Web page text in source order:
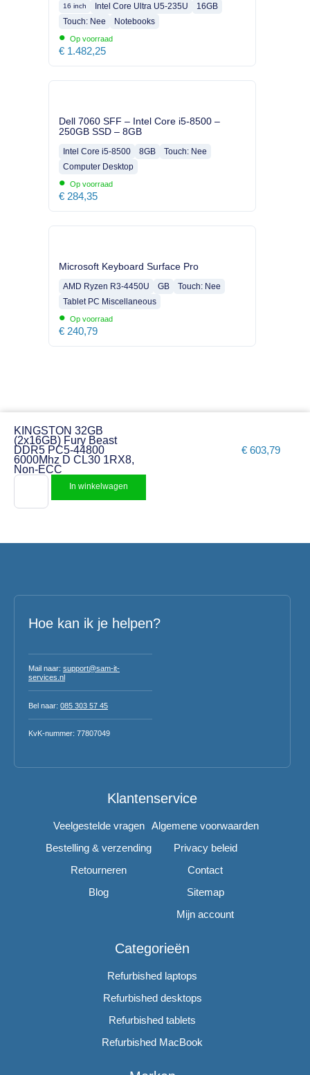
16 inch Intel Core Ultra U5-235U
16GB
Touch: Nee
Notebooks
• Op voorraad
€ 1.482,25
Dell 7060 SFF – Intel Core i5-8500 –
250GB SSD – 8GB
Intel Core i5-8500 8GB
Touch: Nee
Computer Desktop
• Op voorraad
€ 284,35
Microsoft Keyboard Surface Pro
AMD Ryzen R3-4450U GB
Touch: Nee
Tablet PC Miscellaneous
• Op voorraad
€ 240,79
KINGSTON 32GB
(2x16GB) Fury Beast
DDR5 PC5-44800
6000Mhz D CL30 1RX8,
Non-ECC
€ 603,79
In winkelwagen
Hoe kan ik je helpen?
Mail naar: support@sam-it-
services.nl
Bel naar: 085 303 57 45
KvK-nummer: 77807049
Klantenservice
Veelgestelde vragen
Bestelling & verzending
Retourneren
Blog
Algemene voorwaarden
Privacy beleid
Contact
Sitemap
Mijn account
Categorieën
Refurbished laptops
Refurbished desktops
Refurbished tablets
Refurbished MacBook